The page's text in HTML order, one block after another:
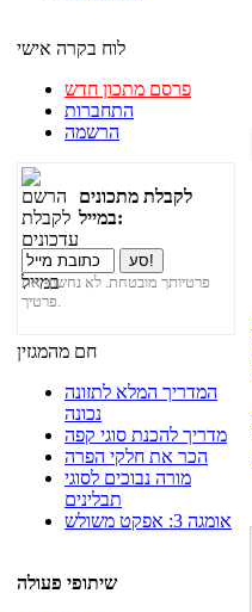
לוח בקרה אישי
פרסם מתכון חדש
התחברות
הרשמה
לקבלת מתכונים
במייל:
פרטיותך מובטחת. לא נחשוף את
פרטיך.
חם מהמגזין
המדריך המלא לתזונה
נכונה
מדריך להכנת סוגי קפה
הכר את חלקי הפרה
מורה נבוכים לסוגי
תבלינים
אומגה 3: אפקט משולש
שיתופי פעולה